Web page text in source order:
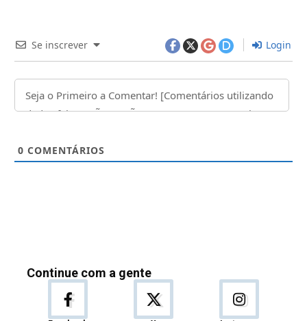
Se inscrever Login
0 COMENTÁRIOS
Continue com a gente